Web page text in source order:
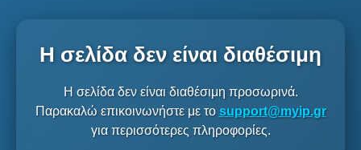
Η σελίδα δεν είναι διαθέσιμη
Η σελίδα δεν είναι διαθέσιμη προσωρινά.
Παρακαλώ επικοινωνήστε με το support@myip.gr
για περισσότερες πληροφορίες.